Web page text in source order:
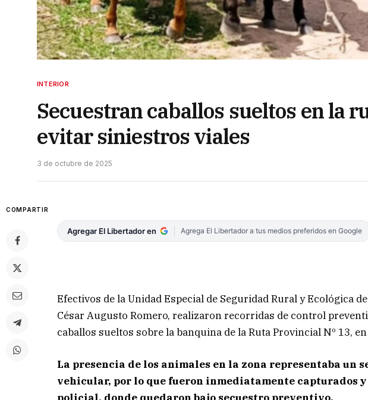
INTERIOR
Secuestran caballos sueltos en la
evitar siniestros viales
3 de octubre de 2025
COMPARTIR
Agregar El Libertador en Agrega El Libertador a tus medios preferidos en Google
Efectivos de la Unidad Especial de Seguridad Rural y Ecológica
César Augusto Romero, realizaron recorridas de control
caballos sueltos sobre la banquina de la Ruta Provincial Nº 13,
La presencia de los animales en la zona representaba un
vehicular, por lo que fueron inmediatamente capturados